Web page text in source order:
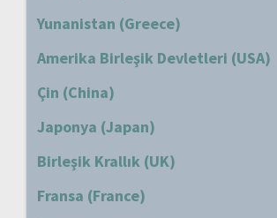
Yunanistan (Greece)
Amerika Birleşik Devletleri (USA)
Çin (China)
Japonya (Japan)
Birleşik Krallık (UK)
Fransa (France)